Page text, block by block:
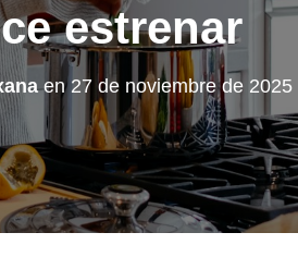
estrenar
en 27 de noviembre de 2025